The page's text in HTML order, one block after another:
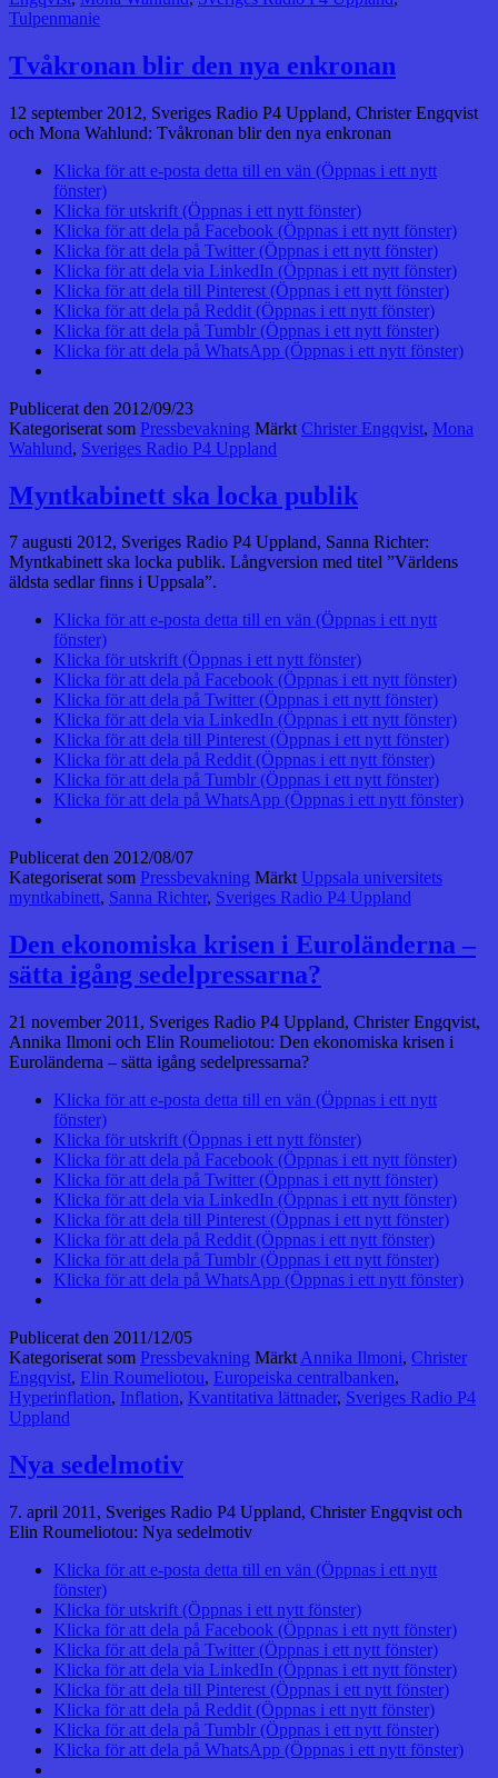
Tulpenmanie
Tvåkronan blir den nya enkronan
12 september 2012, Sveriges Radio P4 Uppland, Christer Engqvist
och Mona Wahlund: Tvåkronan blir den nya enkronan
Klicka för att e-posta detta till en vän (Öppnas i ett nytt
fönster)
Klicka för utskrift (Öppnas i ett nytt fönster)
Klicka för att dela på Facebook (Öppnas i ett nytt fönster)
Klicka för att dela på Twitter (Öppnas i ett nytt fönster)
Klicka för att dela via LinkedIn (Öppnas i ett nytt fönster)
Klicka för att dela till Pinterest (Öppnas i ett nytt fönster)
Klicka för att dela på Reddit (Öppnas i ett nytt fönster)
Klicka för att dela på Tumblr (Öppnas i ett nytt fönster)
Klicka för att dela på WhatsApp (Öppnas i ett nytt fönster)
Publicerat den 2012/09/23
Kategoriserat som Pressbevakning Märkt Christer Engqvist, Mona
Wahlund, Sveriges Radio P4 Uppland
Myntkabinett ska locka publik
7 augusti 2012, Sveriges Radio P4 Uppland, Sanna Richter:
Myntkabinett ska locka publik. Långversion med titel ”Världens
äldsta sedlar finns i Uppsala”.
Klicka för att e-posta detta till en vän (Öppnas i ett nytt
fönster)
Klicka för utskrift (Öppnas i ett nytt fönster)
Klicka för att dela på Facebook (Öppnas i ett nytt fönster)
Klicka för att dela på Twitter (Öppnas i ett nytt fönster)
Klicka för att dela via LinkedIn (Öppnas i ett nytt fönster)
Klicka för att dela till Pinterest (Öppnas i ett nytt fönster)
Klicka för att dela på Reddit (Öppnas i ett nytt fönster)
Klicka för att dela på Tumblr (Öppnas i ett nytt fönster)
Klicka för att dela på WhatsApp (Öppnas i ett nytt fönster)
Publicerat den 2012/08/07
Kategoriserat som Pressbevakning Märkt Uppsala universitets
myntkabinett, Sanna Richter, Sveriges Radio P4 Uppland
Den ekonomiska krisen i Euroländerna –
sätta igång sedelpressarna?
21 november 2011, Sveriges Radio P4 Uppland, Christer Engqvist,
Annika Ilmoni och Elin Roumeliotou: Den ekonomiska krisen i
Euroländerna – sätta igång sedelpressarna?
Klicka för att e-posta detta till en vän (Öppnas i ett nytt
fönster)
Klicka för utskrift (Öppnas i ett nytt fönster)
Klicka för att dela på Facebook (Öppnas i ett nytt fönster)
Klicka för att dela på Twitter (Öppnas i ett nytt fönster)
Klicka för att dela via LinkedIn (Öppnas i ett nytt fönster)
Klicka för att dela till Pinterest (Öppnas i ett nytt fönster)
Klicka för att dela på Reddit (Öppnas i ett nytt fönster)
Klicka för att dela på Tumblr (Öppnas i ett nytt fönster)
Klicka för att dela på WhatsApp (Öppnas i ett nytt fönster)
Publicerat den 2011/12/05
Kategoriserat som Pressbevakning Märkt Annika Ilmoni, Christer
Engqvist, Elin Roumeliotou, Europeiska centralbanken,
Hyperinflation, Inflation, Kvantitativa lättnader, Sveriges Radio P4
Uppland
Nya sedelmotiv
7. april 2011, Sveriges Radio P4 Uppland, Christer Engqvist och
Elin Roumeliotou: Nya sedelmotiv
Klicka för att e-posta detta till en vän (Öppnas i ett nytt
fönster)
Klicka för utskrift (Öppnas i ett nytt fönster)
Klicka för att dela på Facebook (Öppnas i ett nytt fönster)
Klicka för att dela på Twitter (Öppnas i ett nytt fönster)
Klicka för att dela via LinkedIn (Öppnas i ett nytt fönster)
Klicka för att dela till Pinterest (Öppnas i ett nytt fönster)
Klicka för att dela på Reddit (Öppnas i ett nytt fönster)
Klicka för att dela på Tumblr (Öppnas i ett nytt fönster)
Klicka för att dela på WhatsApp (Öppnas i ett nytt fönster)